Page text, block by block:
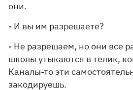
они.
- И вы им разрешаете?
- Не разрешаем, но они все
школы утыкаются в телик,
Каналы-то эти
закодируешь.